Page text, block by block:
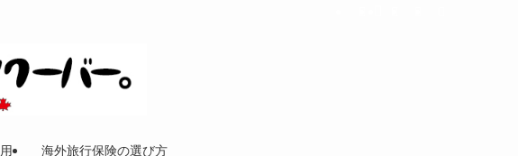
海外旅行保険の選び方